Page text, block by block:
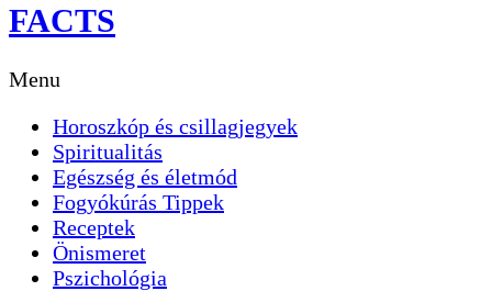
FACTS
Menu
Horoszkóp és csillagjegyek
Spiritualitás
Egészség és életmód
Fogyókúrás Tippek
Receptek
Önismeret
Pszichológia